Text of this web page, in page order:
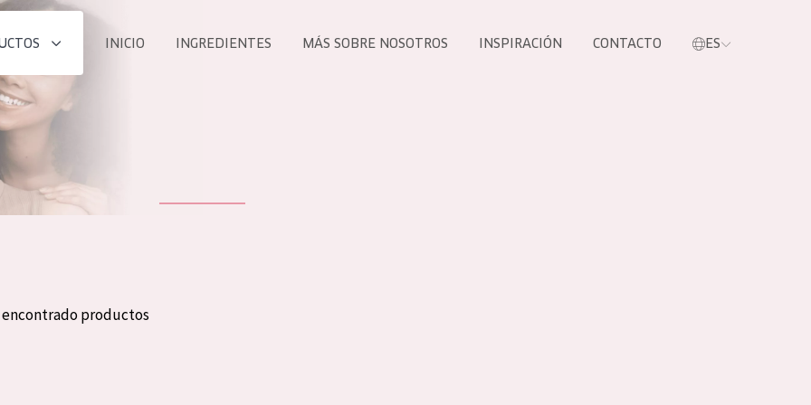
INICIO INGREDIENTES MÁS SOBRE NOSOTROS INSPIRACIÓN CONTACTO ES
encontrado productos